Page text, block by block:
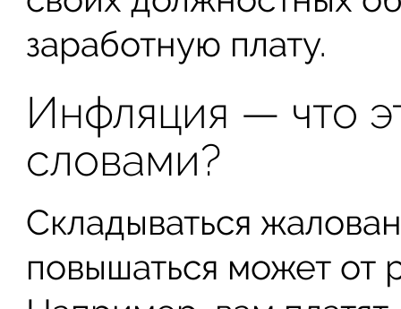
заработную плату.
Инфляция — что
словами?
Складываться
повышаться может от